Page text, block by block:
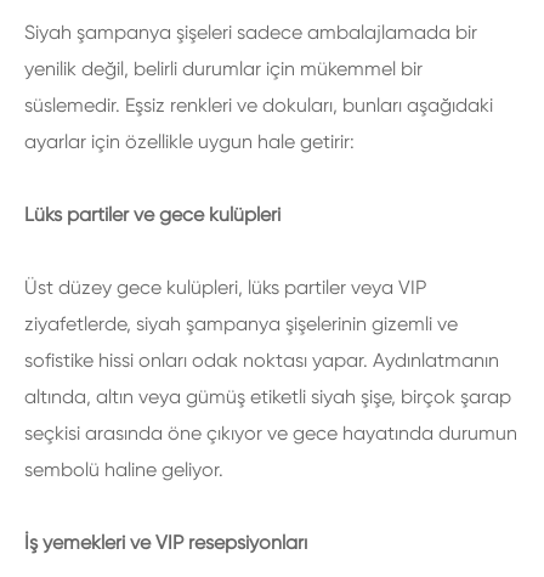
Siyah şampanya şişeleri sadece ambalajlamada bir
yenilik değil, belirli durumlar için mükemmel bir
süslemedir. Eşsiz renkleri ve dokuları, bunları aşağıdaki
ayarlar için özellikle uygun hale getirir:
Lüks partiler ve gece kulüpleri
Üst düzey gece kulüpleri, lüks partiler veya VIP
ziyafetlerde, siyah şampanya şişelerinin gizemli ve
sofistike hissi onları odak noktası yapar. Aydınlatmanın
altında, altın veya gümüş etiketli siyah şişe, birçok şarap
seçkisi arasında öne çıkıyor ve gece hayatında durumun
sembolü haline geliyor.
İş yemekleri ve VIP resepsiyonları